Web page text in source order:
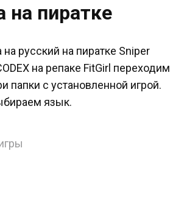
на пиратке
русский на пиратке Sniper
на репаке FitGirl переходим
папки с установленной игрой.
язык.